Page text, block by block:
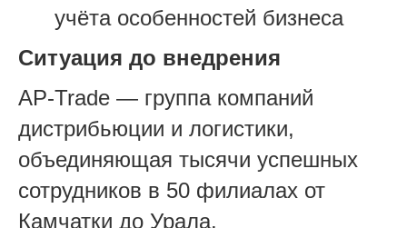
учёта особенностей бизнеса
Ситуация до внедрения
AP-Trade — группа компаний
дистрибьюции и логистики,
объединяющая тысячи успешных
сотрудников в 50 филиалах от
Камчатки до Урала.